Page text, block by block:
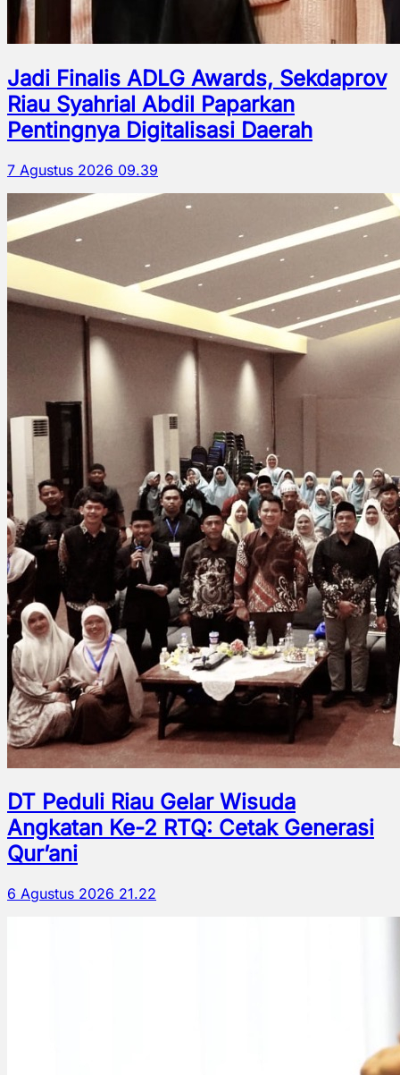
Jadi Finalis ADLG Awards, Sekdaprov
Riau Syahrial Abdil Paparkan
Pentingnya Digitalisasi Daerah
7 Agustus 2026 09.39
DT Peduli Riau Gelar Wisuda
Angkatan Ke-2 RTQ: Cetak Generasi
Qur’ani
6 Agustus 2026 21.22